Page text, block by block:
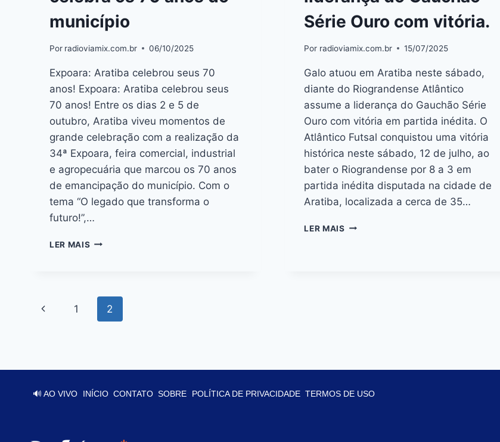
município
Por radioviamix.com.br 06/10/2025
Expoara: Aratiba celebrou seus 70
anos! Expoara: Aratiba celebrou seus
70 anos! Entre os dias 2 e 5 de
outubro, Aratiba viveu momentos de
grande celebração com a realização da
34ª Expoara, feira comercial, industrial
e agropecuária que marcou os 70 anos
de emancipação do município. Com o
tema “O legado que transforma o
futuro!”,…
LER MAIS
Série Ouro com vitória.
Por radioviamix.com.br 15/07/2025
Galo atuou em Aratiba neste sábado,
diante do Riograndense Atlântico
assume a liderança do Gauchão Série
Ouro com vitória em partida inédita. O
Atlântico Futsal conquistou uma vitória
histórica neste sábado, 12 de julho, ao
bater o Riograndense por 8 a 3 em
partida inédita disputada na cidade de
Aratiba, localizada a cerca de 35…
LER MAIS
1 2
🔊 AO VIVO INÍCIO CONTATO SOBRE POLÍTICA DE PRIVACIDADE TERMOS DE USO